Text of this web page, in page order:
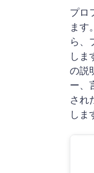
プロ
ます
ら、
しま
の説
ー、
され
しま